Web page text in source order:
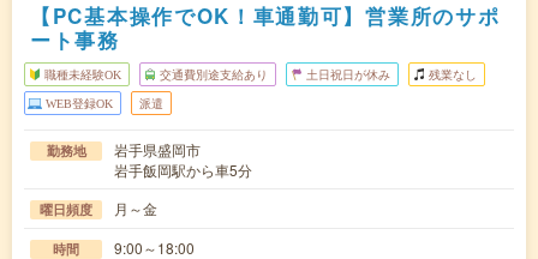
【PC基本操作でOK！車通勤可】営業所のサポ
ート事務
職種未経験OK 交通費別途支給あり 土日祝日が休み 残業なし
WEB登録OK 派遣
勤務地
岩手県盛岡市
岩手飯岡駅から車5分
曜日頻度 月～金
時間 9:00～18:00